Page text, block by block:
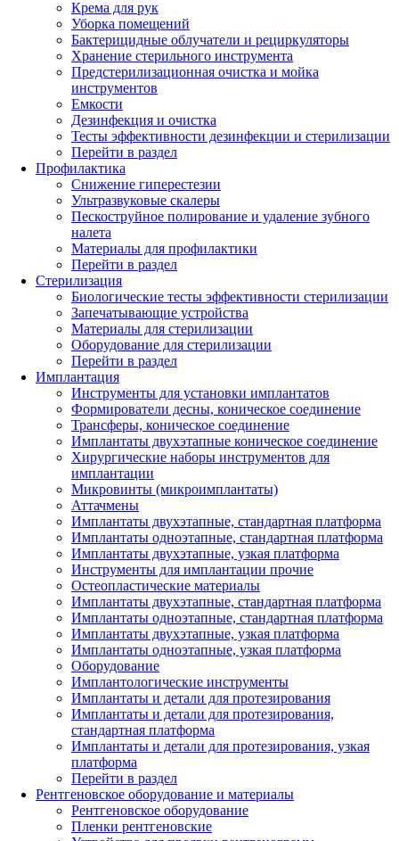
Крема для рук
Уборка помещений
Бактерицидные облучатели и рециркуляторы
Хранение стерильного инструмента
Предстерилизационная очистка и мойка
инструментов
Емкости
Дезинфекция и очистка
Тесты эффективности дезинфекции и стерилизации
Перейти в раздел
Профилактика
Снижение гиперестезии
Ультразвуковые скалеры
Пескоструйное полирование и удаление зубного
налета
Материалы для профилактики
Перейти в раздел
Стерилизация
Биологические тесты эффективности стерилизации
Запечатывающие устройства
Материалы для стерилизации
Оборудование для стерилизации
Перейти в раздел
Имплантация
Инструменты для установки имплантатов
Формирователи десны, коническое соединение
Трансферы, коническое соединение
Имплантаты двухэтапные коническое соединение
Хирургические наборы инструментов для
имплантации
Микровинты (микроимплантаты)
Аттачмены
Имплантаты двухэтапные, стандартная платформа
Имплантаты одноэтапные, стандартная платформа
Имплантаты двухэтапные, узкая платформа
Инструменты для имплантации прочие
Остеопластические материалы
Имплантаты двухэтапные, стандартная платформа
Имплантаты одноэтапные, стандартная платформа
Имплантаты двухэтапные, узкая платформа
Имплантаты одноэтапные, узкая платформа
Оборудование
Имплантологические инструменты
Имплантаты и детали для протезирования
Имплантаты и детали для протезирования,
стандартная платформа
Имплантаты и детали для протезирования, узкая
платформа
Перейти в раздел
Рентгеновское оборудование и материалы
Рентгеновское оборудование
Пленки рентгеновские